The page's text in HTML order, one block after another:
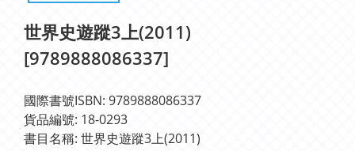
世界史遊蹤3上(2011)
[9789888086337]
國際書號ISBN: 9789888086337
貨品編號: 18-0293
書目名稱: 世界史遊蹤3上(2011)